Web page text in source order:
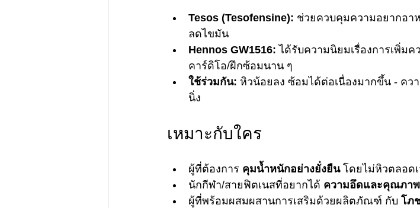
Tesos (Tesofensine): ช่วยควบคุมความอยากอา
ลดไขมัน
Hennos GW1516: ได้รับความนิยมเรื่องการเพิ่ม
คาร์ดิโอ/ฝึกซ้อมนาน ๆ
ใช้ร่วมกัน: หิวน้อยลง ซ้อมได้ต่อเนื่องมากขึ้น - ค
นิ่ง
เหมาะกับใคร
ผู้ที่ต้องการ คุมน้ำหนักอย่างยั่งยืน โดยไม่หิวตลอดเ
นักกีฬา/สายฟิตเนสที่อยากได้ ความอึดและคุณภา
ผู้ที่พร้อมผสมผสานการเสริมด้วยผลิตภัณฑ์ กับ โภ